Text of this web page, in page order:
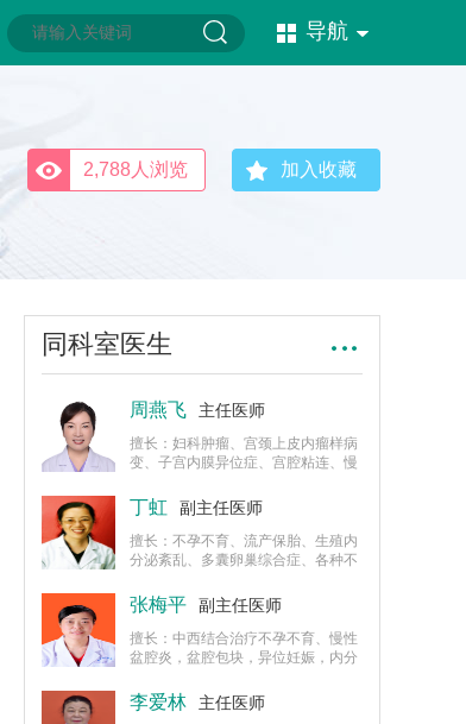
导航
加入收藏
2,788人浏览
同科室医生
周燕飞 主任医师
擅长：妇科肿瘤、宫颈上皮内瘤样病
变、子宫内膜异位症、宫腔粘连、慢
功能障碍等盆底功能障碍性疾病防
治。妇科良、恶性肿瘤，妇科微创
（阴式全子宫切除术及子宫肌瘤剔除
术）、宫腔镜、腹腔镜、疑难计划生
丁虹 副主任医师
擅长：不孕不育、流产保胎、生殖内
分泌紊乱、多囊卵巢综合症、各种不
留流产、胎停育、死胎、胎儿宫内生
长受限、“试管婴儿”反复着床失败、
抗磷脂综合征及不明原因的不育症，
在预防妊娠并发症、合并症（高血
张梅平 副主任医师
擅长：中西结合治疗不孕不育、慢性
盆腔炎，盆腔包块，异位妊娠，内分
宫腔镜检查及宫腔镜下异物取出、宫
腔粘连分离以及各种复杂人工流产、
李爱林 主任医师